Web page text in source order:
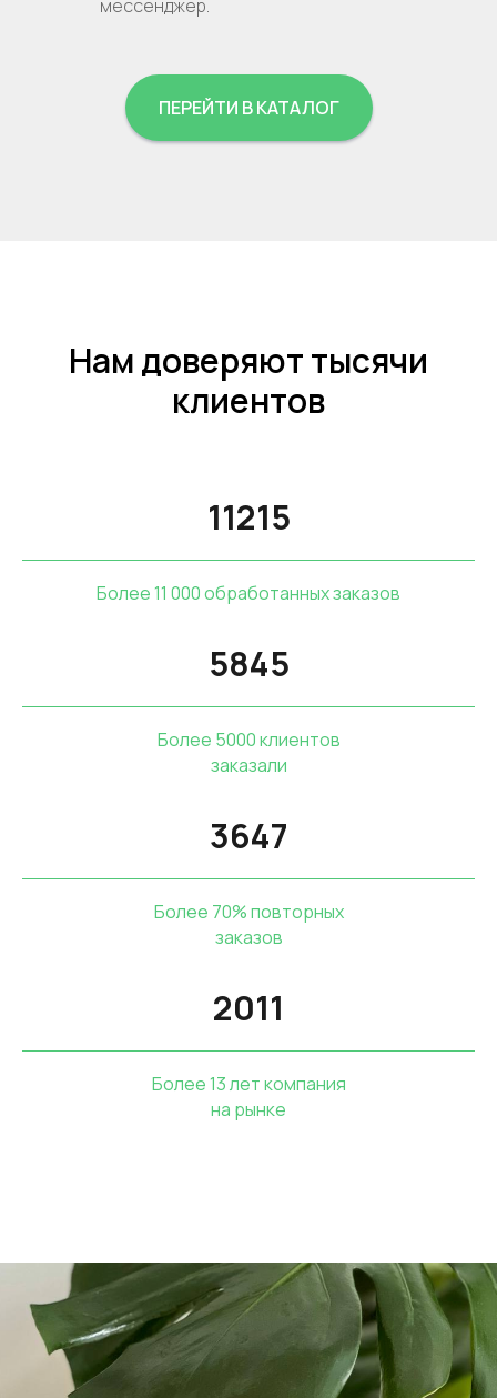
мессенджер.
ПЕРЕЙТИ В КАТАЛОГ
Нам доверяют тысячи
клиентов
11215
Более 11 000 обработанных заказов
5845
Более 5000 клиентов
заказали
3647
Более 70% повторных
заказов
2011
Более 13 лет компания
на рынке